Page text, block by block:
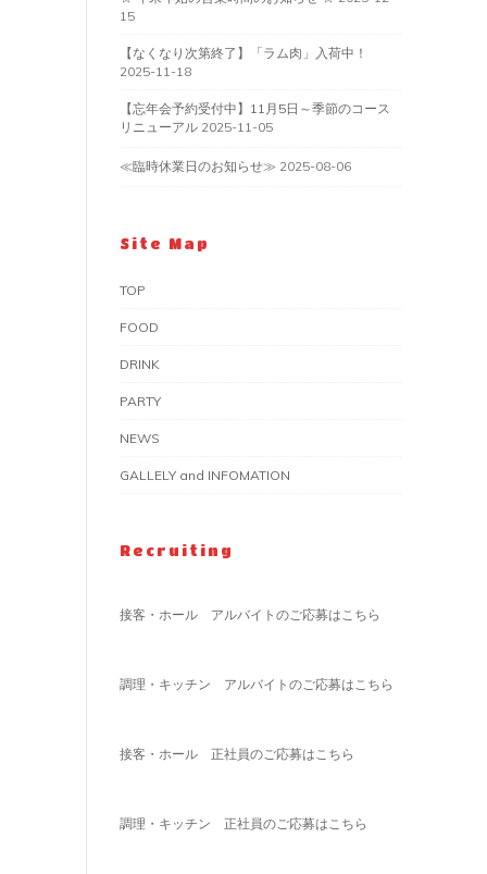
15
【なくなり次第終了】「ラム肉」入荷中！
2025-11-18
【忘年会予約受付中】11月5日～季節のコース
リニューアル 2025-11-05
≪臨時休業日のお知らせ≫ 2025-08-06
Site Map
TOP
FOOD
DRINK
PARTY
NEWS
GALLELY and INFOMATION
Recruiting
接客・ホール アルバイトのご応募はこちら
調理・キッチン アルバイトのご応募はこちら
接客・ホール 正社員のご応募はこちら
調理・キッチン 正社員のご応募はこちら